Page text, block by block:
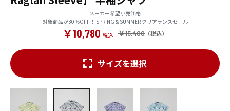
メーカー希望小売価格
対象商品が30％OFF！ SPRING & SUMMER クリアランスセール
￥15,400
￥10,780
サイズを選択